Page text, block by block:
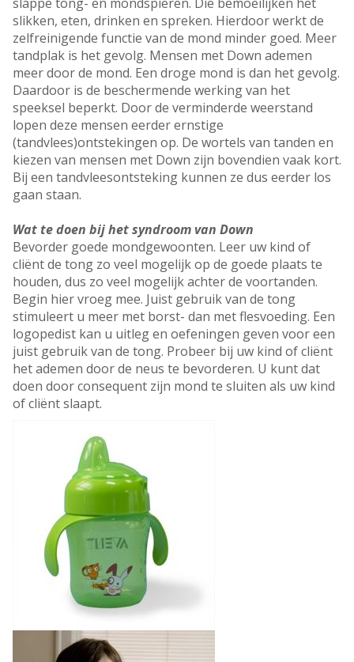
slikken, eten, drinken en spreken. Hierdoor werkt de
zelfreinigende functie van de mond minder goed. Meer
tandplak is het gevolg. Mensen met Down ademen
meer door de mond. Een droge mond is dan het gevolg.
Daardoor is de beschermende werking van het
speeksel beperkt. Door de verminderde weerstand
lopen deze mensen eerder ernstige
(tandvlees)ontstekingen op. De wortels van tanden en
kiezen van mensen met Down zijn bovendien vaak kort.
Bij een tandvleesontsteking kunnen ze dus eerder los
gaan staan.
Wat te doen bij het syndroom van Down
Bevorder goede mondgewoonten. Leer uw kind of
cliënt de tong zo veel mogelijk op de goede plaats te
houden, dus zo veel mogelijk achter de voortanden.
Begin hier vroeg mee. Juist gebruik van de tong
stimuleert u meer met borst- dan met flesvoeding. Een
logopedist kan u uitleg en oefeningen geven voor een
juist gebruik van de tong. Probeer bij uw kind of cliënt
het ademen door de neus te bevorderen. U kunt dat
doen door consequent zijn mond te sluiten als uw kind
of cliënt slaapt.